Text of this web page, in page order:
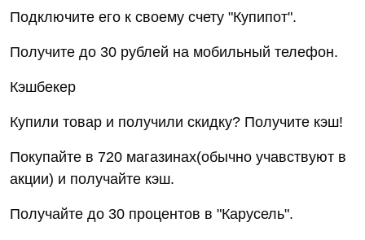
Подключите его к своему счету "Купипот".
Получите до 30 рублей на мобильный телефон.
Кэшбекер
Купили товар и получили скидку? Получите кэш!
Покупайте в 720 магазинах(обычно учавствуют в
акции) и получайте кэш.
Получайте до 30 процентов в "Карусель".